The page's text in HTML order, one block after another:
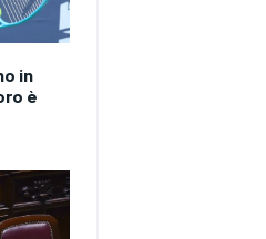
in
è